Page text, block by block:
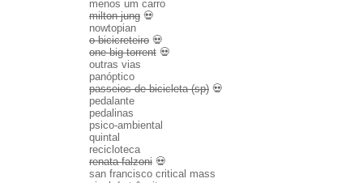
menos um carro
milton jung 💀
nowtopian
o bicicreteiro 💀
one big torrent 💀
outras vias
panóptico
passeios de bicicleta (sp) 💀
pedalante
pedalinas
psico-ambiental
quintal
recicloteca
renata falzoni 💀
san francisco critical mass